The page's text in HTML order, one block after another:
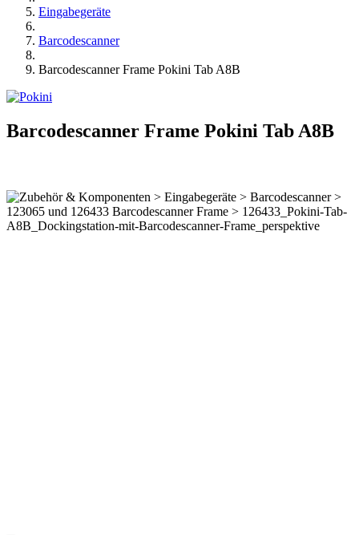
Eingabegeräte
Barcodescanner
Barcodescanner Frame Pokini Tab A8B
Barcodescanner Frame Pokini Tab A8B